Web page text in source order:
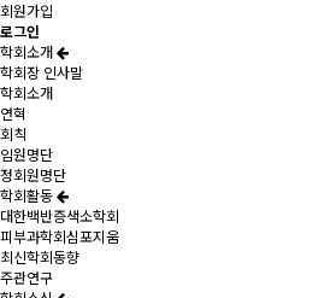
회원가입
로그인
학회소개
학회장 인사말
학회소개
연혁
회칙
임원명단
정회원명단
학회활동
대한백반증색소학회
피부과학회심포지움
최신학회동향
주관연구